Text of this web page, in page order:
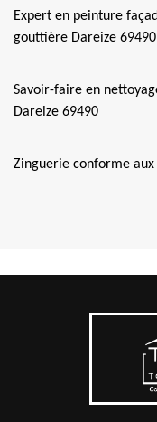
Expert en peinture
gouttière Dareize 69490
Savoir-faire en
Dareize 69490
Zinguerie conforme